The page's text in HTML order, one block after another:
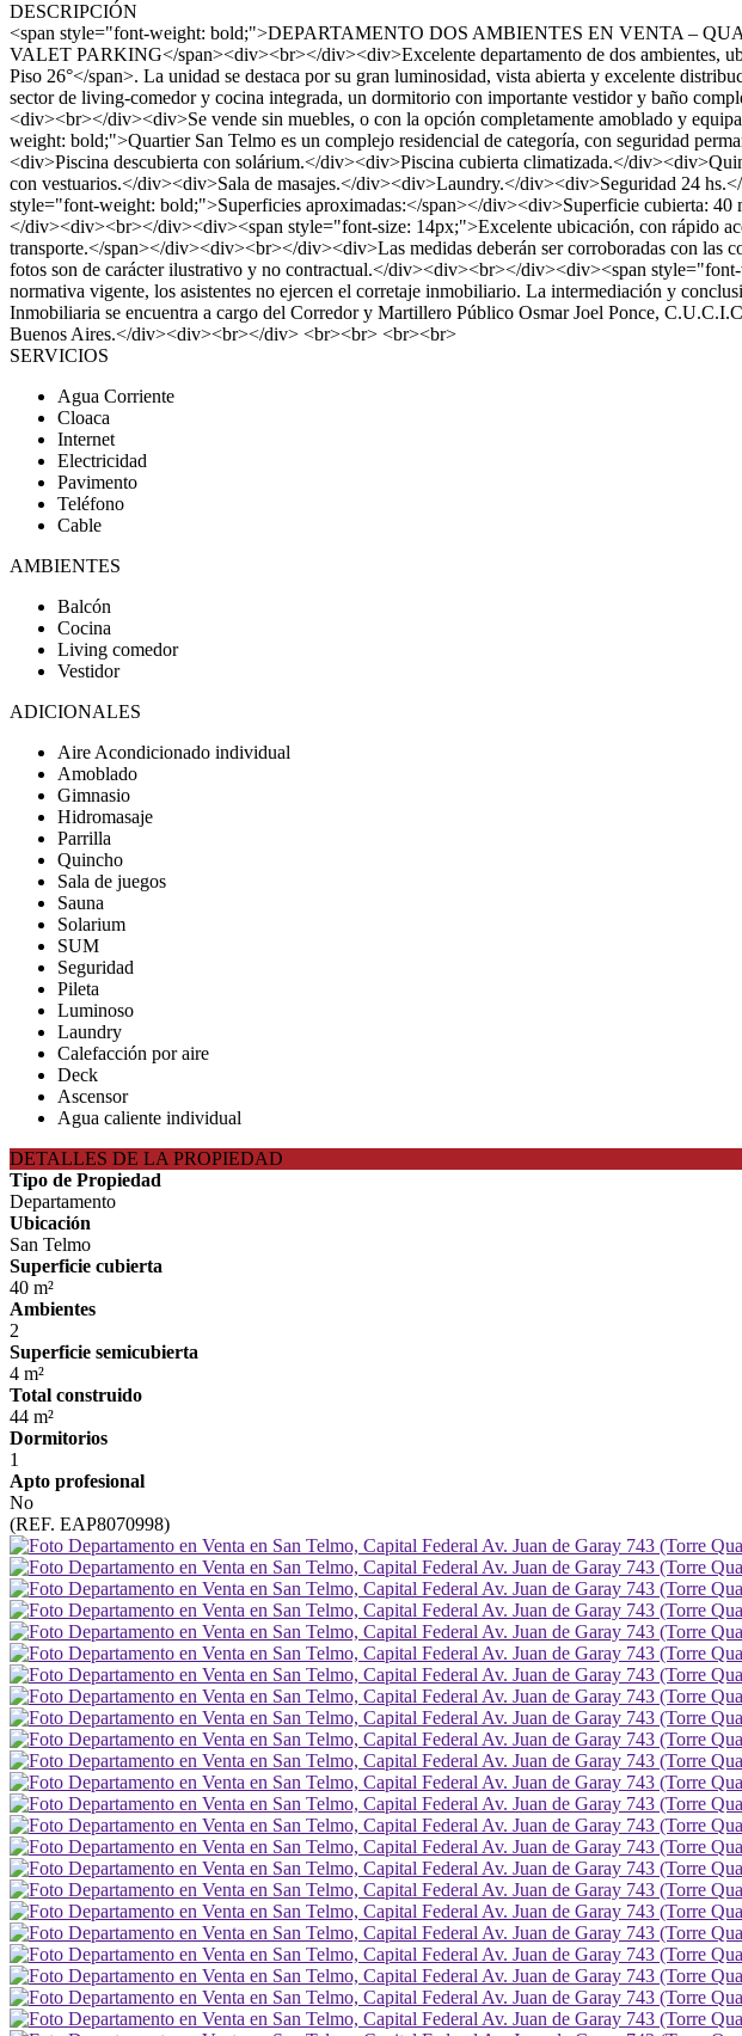
DESCRIPCIÓN
<span style="font-weight: bold;">DEPARTAMENTO DOS AMBIENTES EN VENTA –
VALET PARKING</span><div><br></div><div>Excelente departamento de dos ambientes,
Piso 26°</span>. La unidad se destaca por su gran luminosidad, vista abierta y excelente
sector de living-comedor y cocina integrada, un dormitorio con importante vestidor y baño
<div><br></div><div>Se vende sin muebles, o con la opción completamente amoblado y
weight: bold;">Quartier San Telmo es un complejo residencial de categoría, con seguridad
<div>Piscina descubierta con solárium.</div><div>Piscina cubierta climatizada.</
con vestuarios.</div><div>Sala de masajes.</div><div>Laundry.</div><div>Seguridad 24
style="font-weight: bold;">Superficies aproximadas:</span></div><div>Superficie cubierta:
</div><div><br></div><div><span style="font-size: 14px;">Excelente ubicación, con rápido
transporte.</span></div><div><br></div><div>Las medidas deberán ser corroboradas con
fotos son de carácter ilustrativo y no contractual.</div><div><br></div><div><span
normativa vigente, los asistentes no ejercen el corretaje inmobiliario. La intermediación y
Inmobiliaria se encuentra a cargo del Corredor y Martillero Público Osmar Joel Ponce,
Buenos Aires.</div><div><br></div> <br><br> <br><br>
SERVICIOS
Agua Corriente
Cloaca
Internet
Electricidad
Pavimento
Teléfono
Cable
AMBIENTES
Balcón
Cocina
Living comedor
Vestidor
ADICIONALES
Aire Acondicionado individual
Amoblado
Gimnasio
Hidromasaje
Parrilla
Quincho
Sala de juegos
Sauna
Solarium
SUM
Seguridad
Pileta
Luminoso
Laundry
Calefacción por aire
Deck
Ascensor
Agua caliente individual
DETALLES DE LA PROPIEDAD
Tipo de Propiedad
Departamento
Ubicación
San Telmo
Superficie cubierta
40 m²
Ambientes
2
Superficie semicubierta
4 m²
Total construido
44 m²
Dormitorios
1
Apto profesional
No
(REF. EAP8070998)